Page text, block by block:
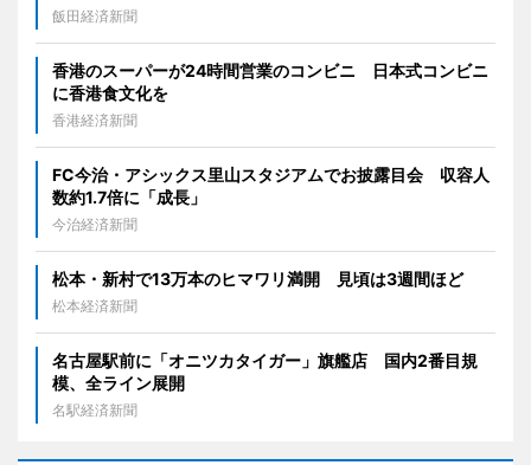
飯田経済新聞
香港のスーパーが24時間営業のコンビニ 日本式コンビニ
に香港食文化を
香港経済新聞
FC今治・アシックス里山スタジアムでお披露目会 収容人
数約1.7倍に「成長」
今治経済新聞
松本・新村で13万本のヒマワリ満開 見頃は3週間ほど
松本経済新聞
名古屋駅前に「オニツカタイガー」旗艦店 国内2番目規
模、全ライン展開
名駅経済新聞